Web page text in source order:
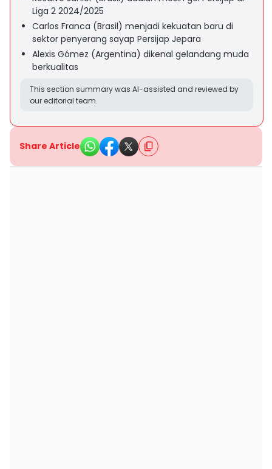
Liga 2 2024/2025
Carlos Franca (Brasil) menjadi kekuatan baru di
sektor penyerang sayap Persijap Jepara
Alexis Gómez (Argentina) dikenal gelandang muda
berkualitas
This section summary was AI-assisted and reviewed by
our editorial team.
Share Article